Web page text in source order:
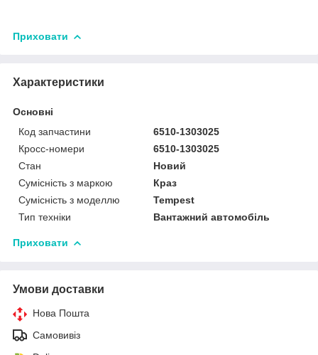
Приховати
Характеристики
Основні
Код запчастини
6510-1303025
Кросс-номери
6510-1303025
Стан
Новий
Сумісність з маркою
Краз
Сумісність з моделлю
Tempest
Тип техніки
Вантажний автомобіль
Приховати
Умови доставки
Нова Пошта
Самовивіз